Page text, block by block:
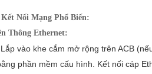
Nối Mạng Phổ Biến:
Thông Ethernet:
Lắp vào khe cắm mở rộng trên ACB
phần mềm cấu hình. Kết nối cáp